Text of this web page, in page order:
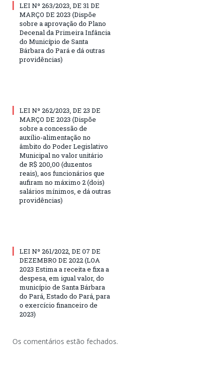
LEI Nº 263/2023, DE 31 DE
MARÇO DE 2023 (Dispõe
sobre a aprovação do Plano
Decenal da Primeira Infância
do Município de Santa
Bárbara do Pará e dá outras
providências)
LEI Nº 262/2023, DE 23 DE
MARÇO DE 2023 (Dispõe
sobre a concessão de
auxílio-alimentação no
âmbito do Poder Legislativo
Municipal no valor unitário
de R$ 200,00 (duzentos
reais), aos funcionários que
aufiram no máximo 2 (dois)
salários mínimos, e dá outras
providências)
LEI Nº 261/2022, DE 07 DE
DEZEMBRO DE 2022 (LOA
2023 Estima a receita e fixa a
despesa, em igual valor, do
município de Santa Bárbara
do Pará, Estado do Pará, para
o exercício financeiro de
2023)
Os comentários estão fechados.